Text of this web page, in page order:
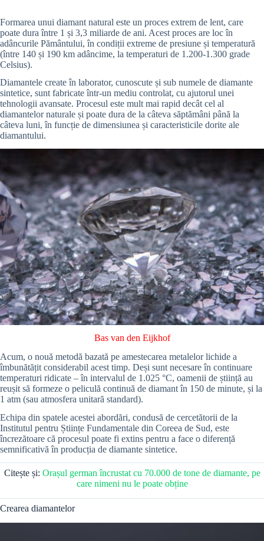
Formarea unui diamant natural este un proces extrem de lent, care
poate dura între 1 și 3,3 miliarde de ani. Acest proces are loc în
adâncurile Pământului, în condiții extreme de presiune și temperatură
(între 140 și 190 km adâncime, la temperaturi de 1.200-1.300 grade
Celsius).
Diamantele create în laborator, cunoscute și sub numele de diamante
sintetice, sunt fabricate într-un mediu controlat, cu ajutorul unei
tehnologii avansate. Procesul este mult mai rapid decât cel al
diamantelor naturale și poate dura de la câteva săptămâni până la
câteva luni, în funcție de dimensiunea și caracteristicile dorite ale
diamantului.
Bas van den Eijkhof
Acum, o nouă metodă bazată pe amestecarea metalelor lichide a
îmbunătățit considerabil acest timp. Deși sunt necesare în continuare
temperaturi ridicate – în intervalul de 1.025 °C, oamenii de știință au
reușit să formeze o peliculă continuă de diamant în 150 de minute, și la
1 atm (sau atmosfera unitară standard).
Echipa din spatele acestei abordări, condusă de cercetătorii de la
Institutul pentru Științe Fundamentale din Coreea de Sud, este
încrezătoare că procesul poate fi extins pentru a face o diferență
semnificativă în producția de diamante sintetice.
Citește și: Orașul german încrustat cu 70.000 de tone de diamante, pe
care nimeni nu le poate obține
Crearea diamantelor